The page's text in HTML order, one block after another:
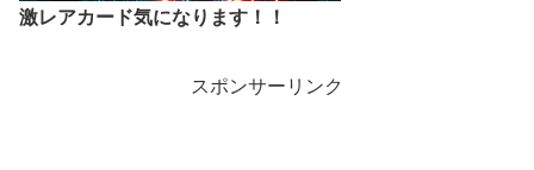
激レアカード気になります！！
スポンサーリンク